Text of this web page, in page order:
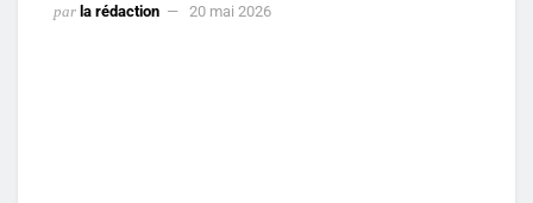
par la rédaction 20 mai 2026